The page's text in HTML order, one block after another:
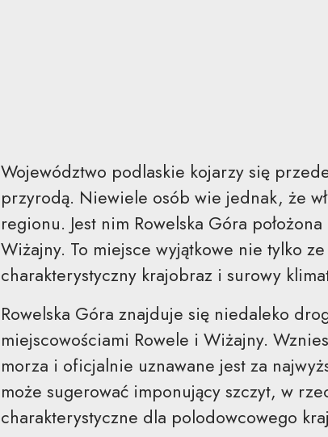
Województwo podlaskie kojarzy się
przyrodą. Niewiele osób wie jednak, że
regionu. Jest nim Rowelska Góra
Wiżajny. To miejsce wyjątkowe nie tylko
charakterystyczny krajobraz i surowy
Rowelska Góra znajduje się niedaleko
miejscowościami Rowele i Wiżajny.
morza i oficjalnie uznawane jest za
może sugerować imponujący szczyt, w
charakterystyczne dla polodowcowego